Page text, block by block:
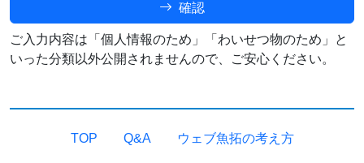
確認
ご入力内容は「個人情報のため」「わいせつ物のため」と
いった分類以外公開されませんので、ご安心ください。
TOP Q&A ウェブ魚拓の考え方